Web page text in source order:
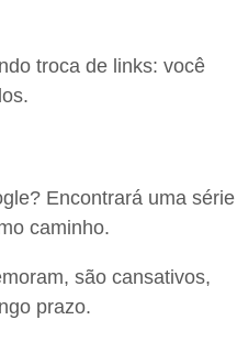
troca de links: você
Encontrará uma série
caminho.
são cansativos,
prazo.